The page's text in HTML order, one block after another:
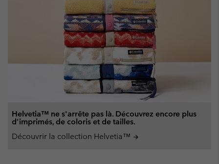
Helvetia™ ne s'arrête pas là. Découvrez encore plus
d'imprimés, de coloris et de tailles.
Découvrir la collection Helvetia™ arrow_forward